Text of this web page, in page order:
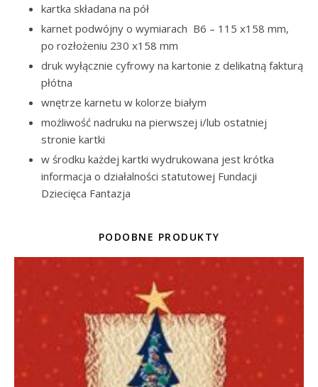
kartka składana na pół
karnet podwójny o wymiarach B6 – 115 x158 mm,
po rozłożeniu 230 x158 mm
druk wyłącznie cyfrowy na kartonie z delikatną fakturą
płótna
wnętrze karnetu w kolorze białym
możliwość nadruku na pierwszej i/lub ostatniej
stronie kartki
w środku każdej kartki wydrukowana jest krótka
informacja o działalności statutowej Fundacji
Dziecięca Fantazja
PODOBNE PRODUKTY